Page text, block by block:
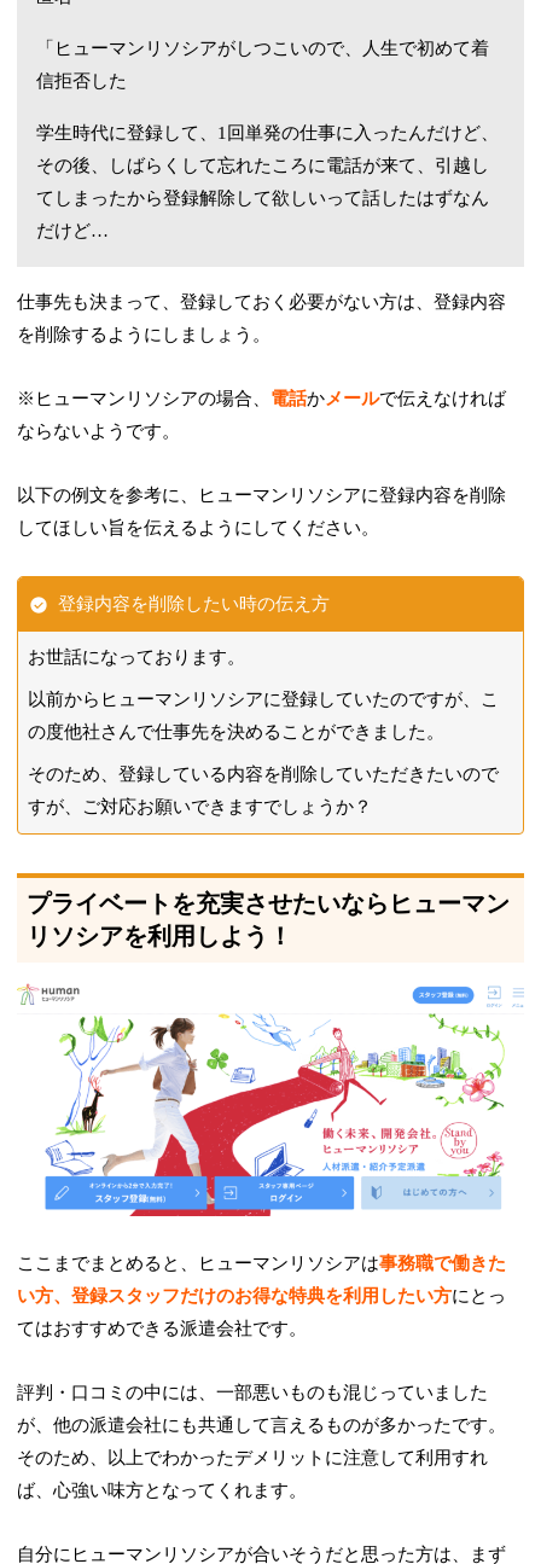
「ヒューマンリソシアがしつこいので、人生で初めて着
信拒否した
学生時代に登録して、1回単発の仕事に入ったんだけど、
その後、しばらくして忘れたころに電話が来て、引越し
てしまったから登録解除して欲しいって話したはずなん
だけど…
仕事先も決まって、登録しておく必要がない方は、登録内容
を削除するようにしましょう。
※ヒューマンリソシアの場合、 電話かメールで伝えなければ
ならないようです。
以下の例文を参考に、ヒューマンリソシアに登録内容を削除
してほしい旨を伝えるようにしてください。
登録内容を削除したい時の伝え方
お世話になっております。
以前からヒューマンリソシアに登録していたのですが、こ
の度他社さんで仕事先を決めることができました。
そのため、登録している内容を削除していただきたいので
すが、ご対応お願いできますでしょうか？
プライベートを充実させたいならヒューマン
リソシアを利用しよう！
ここまでまとめると、ヒューマンリソシアは事務職で働きた
い方、登録スタッフだけのお得な特典を利用したい方にとっ
てはおすすめできる派遣会社です。
評判・口コミの中には、一部悪いものも混じっていました
が、他の派遣会社にも共通して言えるものが多かったです。
そのため、以上でわかったデメリットに注意して利用すれ
ば、心強い味方となってくれます。
自分にヒューマンリソシアが合いそうだと思った方は、まず